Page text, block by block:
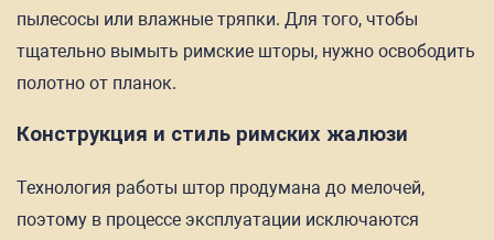
пылесосы или влажные тряпки. Для того, чтобы
тщательно вымыть римские шторы, нужно освободить
полотно от планок.
Конструкция и стиль римских жалюзи
Технология работы штор продумана до мелочей,
поэтому в процессе эксплуатации исключаются